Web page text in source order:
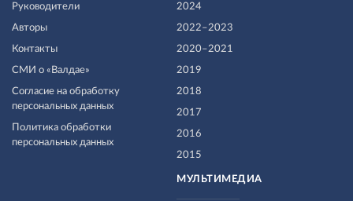
Руководители
Авторы
Контакты
СМИ о «Валдае»
Согласие на обработку
персональных данных
Политика обработки
персональных данных
2024
2022–2023
2020–2021
2019
2018
2017
2016
2015
МУЛЬТИМЕДИА